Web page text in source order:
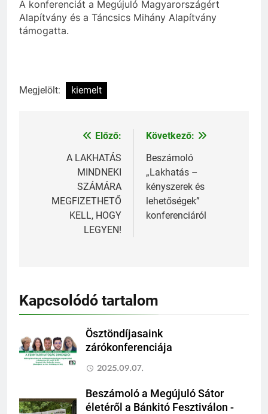
A konferenciát a Megújuló Magyarországért
Alapítvány és a Táncsics Mihány Alapítvány
támogatta.
Megjelölt: kiemelt
Bejegyzés
navigáció
Előző:
A LAKHATÁS
MINDNEKI
SZÁMÁRA
MEGFIZETHETŐ
KELL, HOGY
LEGYEN!
Következő:
Beszámoló
„Lakhatás –
kényszerek és
lehetőségek”
konferenciáról
Kapcsolódó tartalom
Ösztöndíjasaink
zárókonferenciája
2025.09.07.
Beszámoló a Megújuló Sátor
életéről a Bánkitó Fesztiválon -